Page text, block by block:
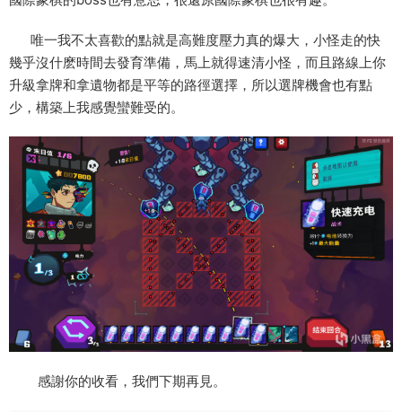
唯一我不太喜歡的點就是高難度壓力真的爆大，小怪走的快
幾乎沒什麽時間去發育準備，馬上就得速清小怪，而且路線上你
升級拿牌和拿遺物都是平等的路徑選擇，所以選牌機會也有點
少，構築上我感覺蠻難受的。
感謝你的收看，我們下期再見。